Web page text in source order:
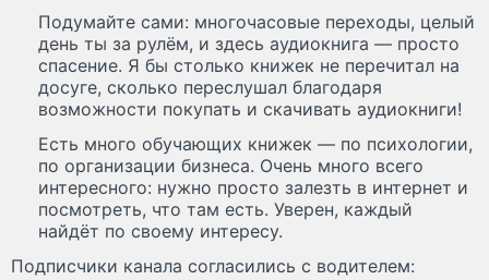
Подумайте сами: многочасовые переходы, целый
день ты за рулём, и здесь аудиокнига — просто
спасение. Я бы столько книжек не перечитал на
досуге, сколько переслушал благодаря
возможности покупать и скачивать аудиокниги!
Есть много обучающих книжек — по психологии,
по организации бизнеса. Очень много всего
интересного: нужно просто залезть в интернет и
посмотреть, что там есть. Уверен, каждый
найдёт по своему интересу.
Подписчики канала согласились с водителем: